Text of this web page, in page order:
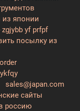
из японии
zgjybb yf prfpf
посылку из
sales@japan.com
сайты
россию